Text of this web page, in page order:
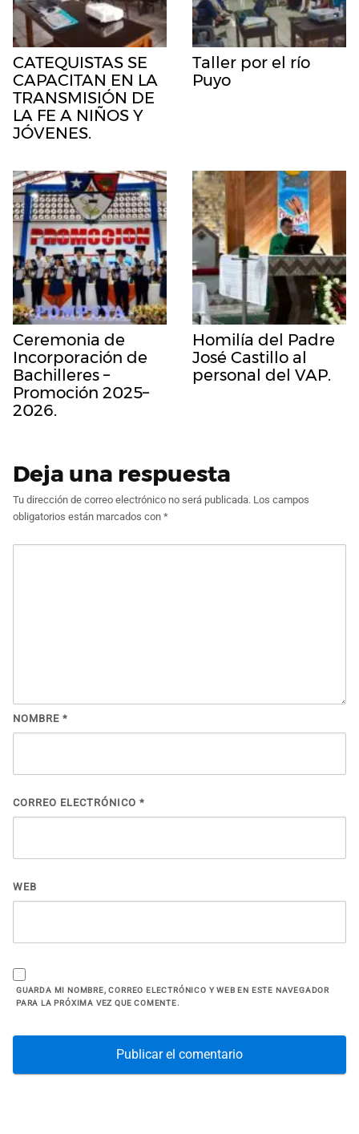
CATEQUISTAS SE
CAPACITAN EN LA
TRANSMISIÓN DE
LA FE A NIÑOS Y
JÓVENES.
Taller por el río
Puyo
Ceremonia de
Incorporación de
Bachilleres –
Promoción 2025–
2026.
Homilía del Padre
José Castillo al
personal del VAP.
Deja una respuesta
Tu dirección de correo electrónico no será publicada. Los campos
obligatorios están marcados con *
NOMBRE *
CORREO ELECTRÓNICO *
WEB
GUARDA MI NOMBRE, CORREO ELECTRÓNICO Y WEB EN ESTE NAVEGADOR
PARA LA PRÓXIMA VEZ QUE COMENTE.